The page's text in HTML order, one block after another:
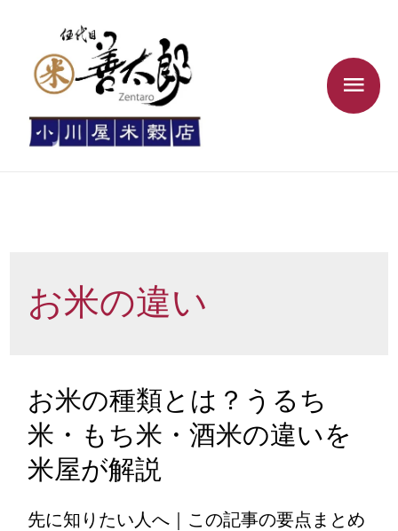
お米の違い
お米の種類とは？うるち
米・もち米・酒米の違いを
米屋が解説
先に知りたい人へ｜この記事の要点まとめ